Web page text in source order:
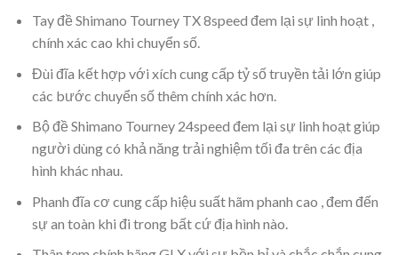
Tay đề Shimano Tourney TX 8speed đem lại sự linh hoạt ,
chính xác cao khi chuyển số.
Đùi đĩa kết hợp với xích cung cấp tỷ số truyền tải lớn giúp
các bước chuyển số thêm chính xác hơn.
Bộ đề Shimano Tourney 24speed đem lại sự linh hoạt giúp
người dùng có khả năng trải nghiệm tối đa trên các địa
hình khác nhau.
Phanh đĩa cơ cung cấp hiệu suất hãm phanh cao , đem đến
sự an toàn khi đi trong bất cứ địa hình nào.